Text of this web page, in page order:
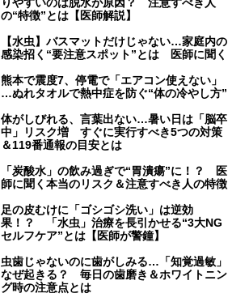
りやすいのは脱水が原因？ 注意すべき人
の“特徴”とは【医師解説】
【水虫】バスマットだけじゃない…家庭内の
感染招く“要注意スポット”とは 医師に聞く
熊本で震度7、停電で「エアコン使えない」
…ぬれタオルで熱中症を防ぐ“体の冷やし方”
体がしびれる、言葉出ない…暑い日は「脳卒
中」リスク増 すぐに実行すべき5つの対策
＆119番通報の目安とは
「炭酸水」の飲み過ぎで“胃潰瘍”に！？ 医
師に聞く本当のリスク＆注意すべき人の特徴
足の皮むけに「ゴシゴシ洗い」は逆効
果！？ 「水虫」治療を長引かせる“3大NG
セルフケア”とは【医師が警鐘】
虫歯じゃないのに歯がしみる…「知覚過敏」
なぜ起きる？ 毎日の歯磨き＆ホワイトニン
グ時の注意点とは